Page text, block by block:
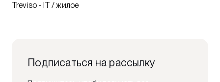
Treviso - IT / жилое
Подписаться на рассылку